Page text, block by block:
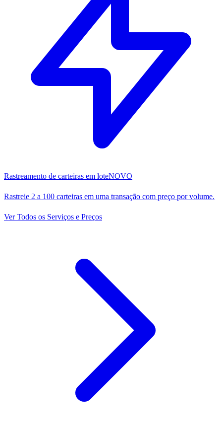
Rastreamento de carteiras em loteNOVO
Rastreie 2 a 100 carteiras em uma transação com preço por volume.
Ver Todos os Serviços e Preços